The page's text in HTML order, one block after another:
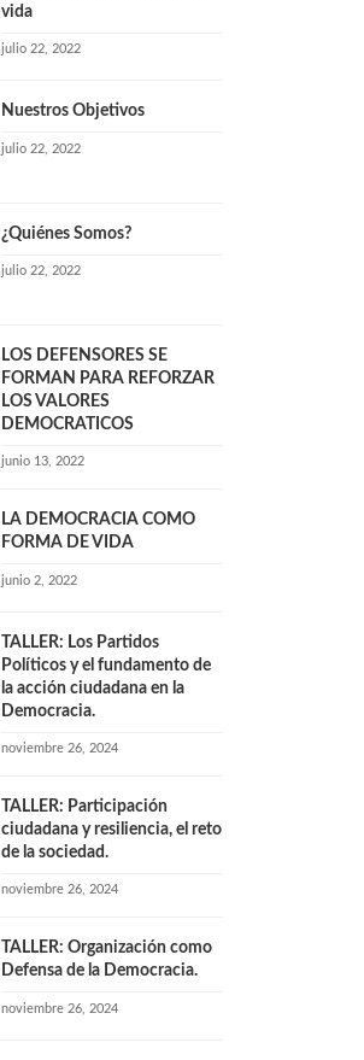
vida
julio 22, 2022
Nuestros Objetivos
julio 22, 2022
¿Quiénes Somos?
julio 22, 2022
LOS DEFENSORES SE
FORMAN PARA REFORZAR
LOS VALORES
DEMOCRATICOS
junio 13, 2022
LA DEMOCRACIA COMO
FORMA DE VIDA
junio 2, 2022
TALLER: Los Partidos
Políticos y el fundamento de
la acción ciudadana en la
Democracia.
noviembre 26, 2024
TALLER: Participación
ciudadana y resiliencia, el reto
de la sociedad.
noviembre 26, 2024
TALLER: Organización como
Defensa de la Democracia.
noviembre 26, 2024